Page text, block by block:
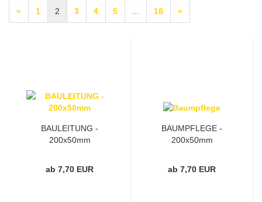
« 1 2 3 4 5 ... 18 »
BAULEITUNG -
200x50mm
ab 7,70 EUR
BAUMPFLEGE -
200x50mm
ab 7,70 EUR